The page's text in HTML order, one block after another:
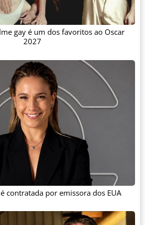
gay é um dos favoritos ao Oscar
2027
contratada por emissora dos EUA